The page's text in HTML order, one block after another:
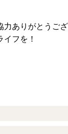
力ありがとうご
フを！